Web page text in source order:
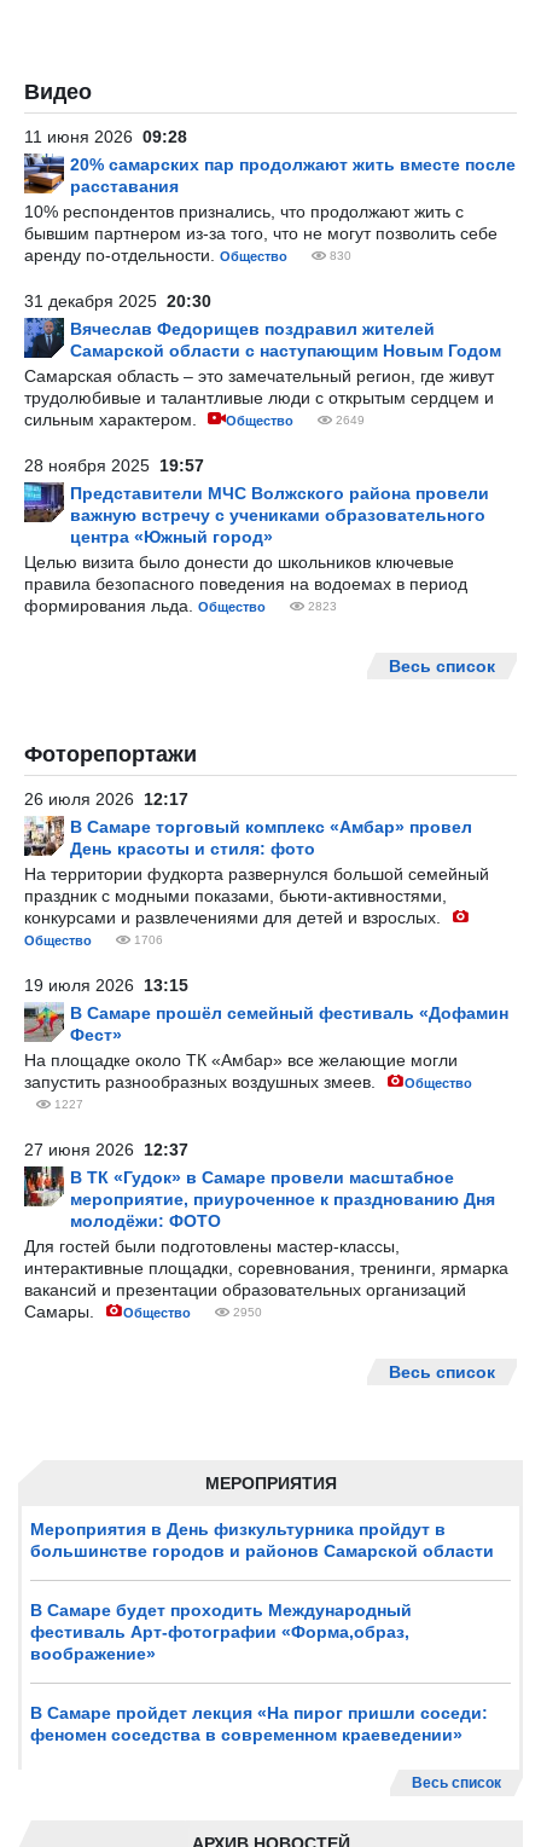
МЕРОПРИЯТИЯ
Мероприятия в День физкультурника пройдут в
большинстве городов и районов Самарской области
В Самаре будет проходить Международный
фестиваль Арт-фотографии «Форма,образ,
воображение»
В Самаре пройдет лекция «На пирог пришли соседи:
феномен соседства в современном краеведении»
Весь список
Видео
11 июня 2026 09:28
20% самарских пар продолжают жить вместе после
расставания
10% респондентов признались, что продолжают жить с
бывшим партнером из-за того, что не могут позволить себе
аренду по-отдельности.
Общество 830
31 декабря 2025 20:30
Вячеслав Федорищев поздравил жителей
Самарской области с наступающим Новым Годом
Самарская область – это замечательный регион, где живут
трудолюбивые и талантливые люди с открытым сердцем и
сильным характером.
Общество 2649
28 ноября 2025 19:57
Представители МЧС Волжского района провели
важную встречу с учениками образовательного
центра «Южный город»
Целью визита было донести до школьников ключевые
правила безопасного поведения на водоемах в период
формирования льда.
Общество 2823
Весь список
Фоторепортажи
26 июля 2026 12:17
В Самаре торговый комплекс «Амбар» провел
День красоты и стиля: фото
На территории фудкорта развернулся большой семейный
праздник с модными показами, бьюти-активностями,
конкурсами и развлечениями для детей и взрослых.
Общество 1706
19 июля 2026 13:15
В Самаре прошёл семейный фестиваль «Дофамин
Фест»
На площадке около ТК «Амбар» все желающие могли
запустить разнообразных воздушных змеев.
Общество
1227
27 июня 2026 12:37
В ТК «Гудок» в Самаре провели масштабное
мероприятие, приуроченное к празднованию Дня
молодёжи: ФОТО
Для гостей были подготовлены мастер-классы,
интерактивные площадки, соревнования, тренинги, ярмарка
вакансий и презентации образовательных организаций
Самары.
Общество 2950
Весь список